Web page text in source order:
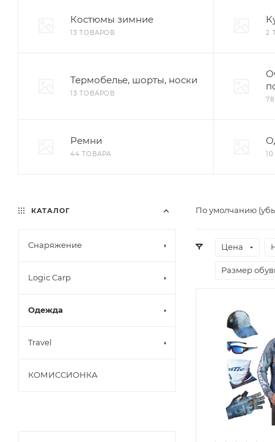
Костюмы зимние
13 ТОВАРОВ 2
Термобелье, шорты, носки
13 ТОВАРОВ
Ремни
44 ТОВАРА
По умолчанию
Цена
Размер
КАТАЛОГ
Снаряжение
Logic Carp
Одежда
Travel
КОМИССИОНКА